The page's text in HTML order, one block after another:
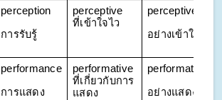
perception
การรับรู้
perceptive
ที่เข้าใจไว
perceptively
อย่างเข้าใจไว
performance
การแสดง
performative
ที่เกี่ยวกับการ
แสดง
performatively
อย่างแสดงออก